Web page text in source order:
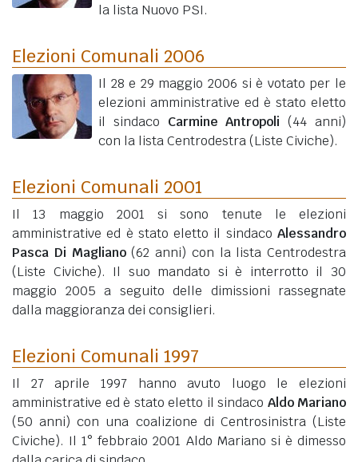
la lista Nuovo PSI.
Elezioni Comunali 2006
Il 28 e 29 maggio 2006 si è votato per le
elezioni amministrative ed è stato eletto
il sindaco Carmine Antropoli (44 anni)
con la lista Centrodestra (Liste Civiche).
Elezioni Comunali 2001
Il 13 maggio 2001 si sono tenute le elezioni
amministrative ed è stato eletto il sindaco Alessandro
Pasca Di Magliano (62 anni) con la lista Centrodestra
(Liste Civiche). Il suo mandato si è interrotto il 30
maggio 2005 a seguito delle dimissioni rassegnate
dalla maggioranza dei consiglieri.
Elezioni Comunali 1997
Il 27 aprile 1997 hanno avuto luogo le elezioni
amministrative ed è stato eletto il sindaco Aldo Mariano
(50 anni) con una coalizione di Centrosinistra (Liste
Civiche). Il 1° febbraio 2001 Aldo Mariano si è dimesso